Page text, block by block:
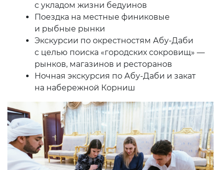
с укладом жизни бедуинов
Поездка на местные финиковые
и рыбные рынки
Экскурсии по окрестностям Абу-Даби
с целью поиска «городских сокровищ» —
рынков, магазинов и ресторанов
Ночная экскурсия по Абу-Даби и закат
на набережной Корниш